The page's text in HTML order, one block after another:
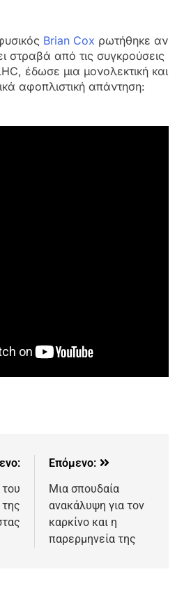
Brian Cox ρωτήθηκε αν
στραβά από τις συγκρούσεις
έδωσε μια μονολεκτική και
αφοπλιστική απάντηση:
Επόμενο:
Μια σπουδαία
ανακάλυψη για τον
καρκίνο και η
παρερμηνεία της